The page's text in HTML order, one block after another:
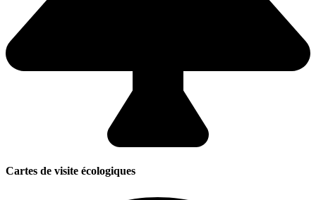
Cartes de visite écologiques